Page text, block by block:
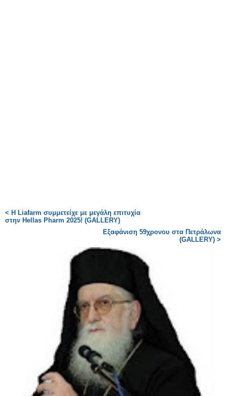
< H Liafarm συμμετείχε με μεγάλη επιτυχία
στην Hellas Pharm 2025! (GALLERY)
Εξαφάνιση 59χρονου στα Πετράλωνα
(GALLERY) >